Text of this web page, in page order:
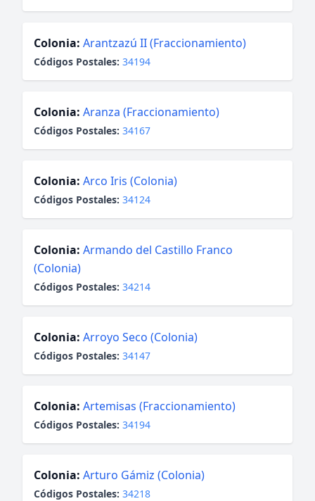
Colonia: Arantzazú II (Fraccionamiento)
Códigos Postales: 34194
Colonia: Aranza (Fraccionamiento)
Códigos Postales: 34167
Colonia: Arco Iris (Colonia)
Códigos Postales: 34124
Colonia: Armando del Castillo Franco
(Colonia)
Códigos Postales: 34214
Colonia: Arroyo Seco (Colonia)
Códigos Postales: 34147
Colonia: Artemisas (Fraccionamiento)
Códigos Postales: 34194
Colonia: Arturo Gámiz (Colonia)
Códigos Postales: 34218